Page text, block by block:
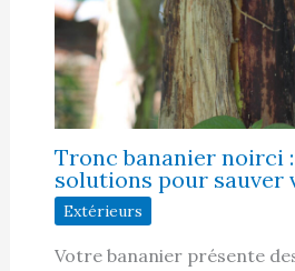
Tronc bananier noirci
solutions pour sauver
Extérieurs
Votre bananier présente